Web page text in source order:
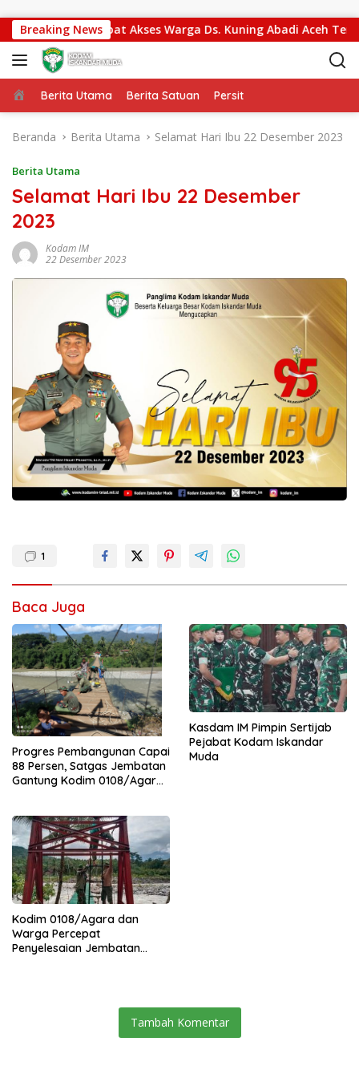
Breaking News
Agara Percepat Akses Warga Ds. Kuning Abadi Aceh
Beranda
Berita Utama Berita Satuan Persit
Beranda Berita Utama Selamat Hari Ibu 22 Desember 2023
Berita Utama
Selamat Hari Ibu 22 Desember
2023
Kodam IM
22 Desember 2023
1
Baca Juga
Progres Pembangunan Capai
88 Persen, Satgas Jembatan
Gantung Kodim 0108/Agara
Kasdam IM Pimpin Sertijab
Pejabat Kodam Iskandar
Muda
Kodim 0108/Agara dan
Warga Percepat
Penyelesaian Jembatan
Tambah Komentar